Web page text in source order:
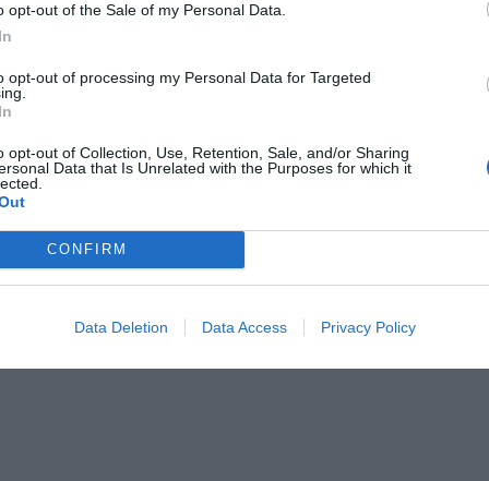
opt-out of the Sale of my Personal Data.
opt-out of processing my Personal Data for Targeted
opt-out of Collection, Use, Retention, Sale, and/or Sharing
Data that Is Unrelated with the Purposes for which it
CONFIRM
Data Deletion Data Access Privacy Policy
Fot. Shutterstock
o planach powrotu uczniów do szkół.
3600 zł miesięcznie zamiast 800+. Nowa propozycja dla
dzieci do 3. roku życia
podniesie próg 500 plus dla seniorów. Policzyliśmy, ile może
wypłata przy emeryturze od 2200 do 2700 zł
2026 19:14